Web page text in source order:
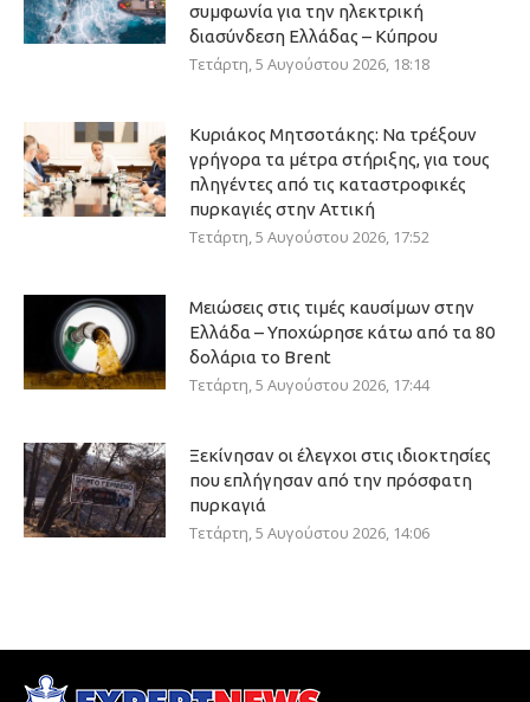
συμφωνία για την ηλεκτρική
διασύνδεση Ελλάδας – Κύπρου
Τετάρτη, 5 Αυγούστου 2026, 18:18
Κυριάκος Μητσοτάκης: Να τρέξουν
γρήγορα τα μέτρα στήριξης, για τους
πληγέντες από τις καταστροφικές
πυρκαγιές στην Αττική
Τετάρτη, 5 Αυγούστου 2026, 17:52
Μειώσεις στις τιμές καυσίμων στην
Ελλάδα – Υποχώρησε κάτω από τα 80
δολάρια το Brent
Τετάρτη, 5 Αυγούστου 2026, 17:44
Ξεκίνησαν οι έλεγχοι στις ιδιοκτησίες
που επλήγησαν από την πρόσφατη
πυρκαγιά
Τετάρτη, 5 Αυγούστου 2026, 14:06